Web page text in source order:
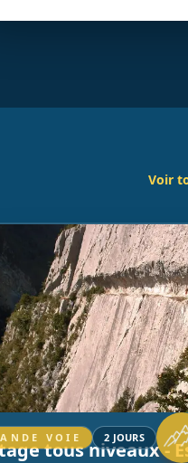
Voir
VOIE 2 JOURS
tous niveaux -